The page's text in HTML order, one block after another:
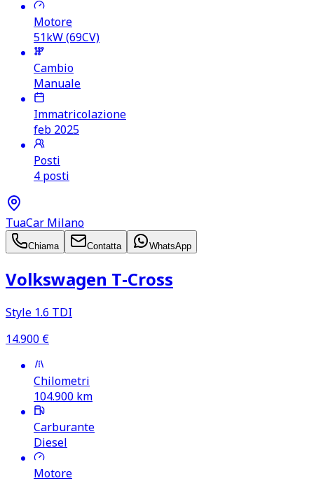
Motore
51kW (69CV)
Cambio
Manuale
Immatricolazione
feb 2025
Posti
4 posti
TuaCar Milano
Chiama Contatta WhatsApp
Volkswagen T‑Cross
Style 1.6 TDI
14.900 €
Chilometri
104.900 km
Carburante
Diesel
Motore